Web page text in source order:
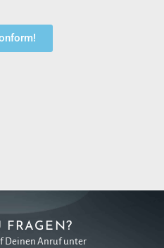
FRAGEN?
Deinen Anruf unter